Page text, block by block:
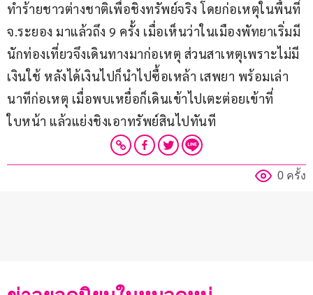
ทำร้ายชาวต่างชาติเพื่อชิงทรัพย์จริง โดยก่อเหตุในพื้นที่
จ.ระยอง มาแล้วถึง 9 ครั้ง เมื่อเห็นว่าในเมืองพัทยาเริ่มมี
นักท่องเที่ยวจึงเดินทางมาก่อเหตุ ส่วนสาเหตุเพราะไม่มี
เงินใช้ หลังได้เงินไปก็นำไปซื้อเหล้า เสพยา พร้อมเล่า
นาทีก่อเหตุ เมื่อพบเหยื่อก็เดินเข้าไปเตะต่อยเข้าที่
ใบหน้า แล้วแย่งชิงเอาทรัพย์สินไปทันที
0 ครั้ง